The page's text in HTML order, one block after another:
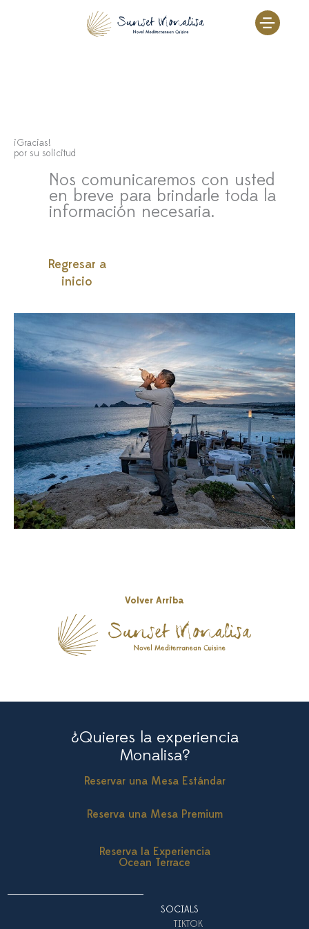
¡Gracias!
por su solicitud
Nos comunicaremos con usted
en breve para brindarle toda la
información necesaria.
Regresar a
inicio
Volver Arriba
¿Quieres la experiencia
Monalisa?
Reservar una Mesa Estándar
Reserva una Mesa Premium
Reserva la Experiencia
Ocean Terrace
SOCIALS
TIKTOK